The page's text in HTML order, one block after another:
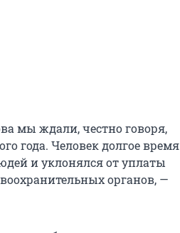
мы ждали, честно говоря,
года. Человек долгое время
и уклонялся от уплаты
органов, —